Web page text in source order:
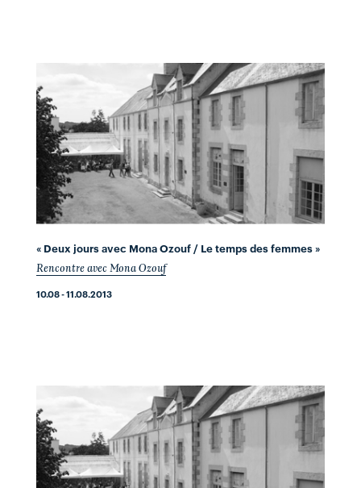
« Deux jours avec Mona Ozouf / Le temps des femmes »
Rencontre avec Mona Ozouf
10.08 - 11.08.2013